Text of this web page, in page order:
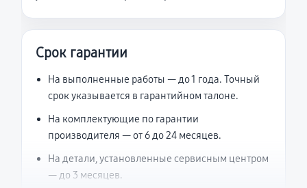
Срок гарантии
На выполненные работы — до 1 года. Точный
срок указывается в гарантийном талоне.
На комплектующие по гарантии
производителя — от 6 до 24 месяцев.
На детали, установленные сервисным центром
— до 3 месяцев.